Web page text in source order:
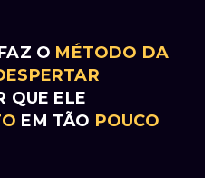
O MÉTODO DA
QUE ELE
EM TÃO POUCO